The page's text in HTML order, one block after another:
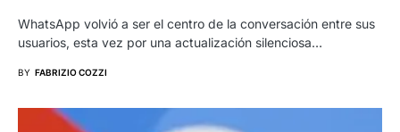
WhatsApp volvió a ser el centro de la conversación entre sus
usuarios, esta vez por una actualización silenciosa…
BY FABRIZIO COZZI